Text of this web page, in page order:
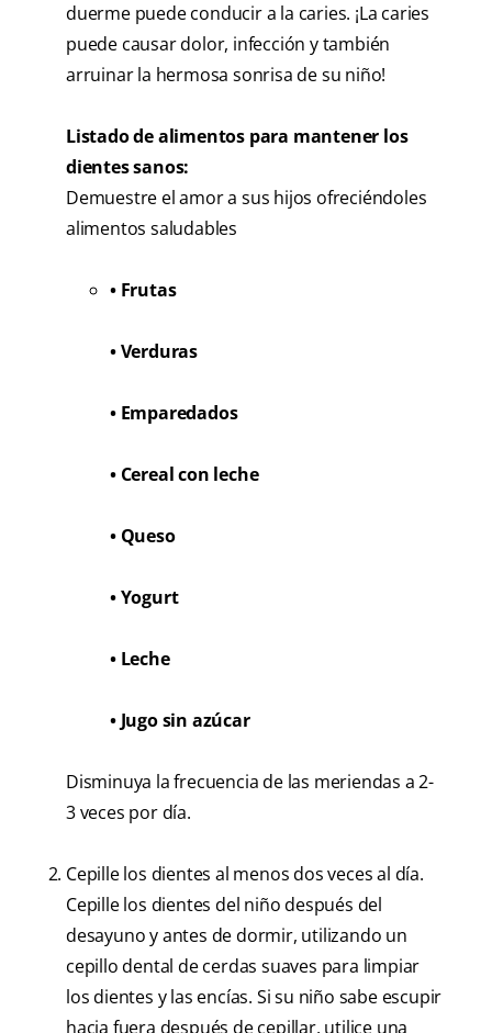
duerme puede conducir a la caries. ¡La caries
puede causar dolor, infección y también
arruinar la hermosa sonrisa de su niño!
Listado de alimentos para mantener los
dientes sanos:
Demuestre el amor a sus hijos ofreciéndoles
alimentos saludables
• Frutas
• Verduras
• Emparedados
• Cereal con leche
• Queso
• Yogurt
• Leche
• Jugo sin azúcar
Disminuya la frecuencia de las meriendas a 2-
3 veces por día.
Cepille los dientes al menos dos veces al día.
Cepille los dientes del niño después del
desayuno y antes de dormir, utilizando un
cepillo dental de cerdas suaves para limpiar
los dientes y las encías. Si su niño sabe escupir
hacia fuera después de cepillar, utilice una